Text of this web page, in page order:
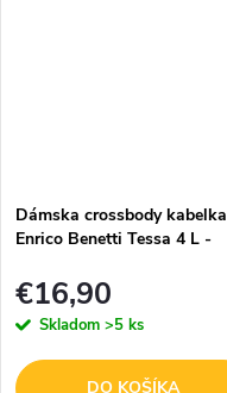
Dámska crossbody kabelka
Enrico Benetti Tessa 4 L -
€16,90
Skladom >5 ks
DO KOŠÍKA